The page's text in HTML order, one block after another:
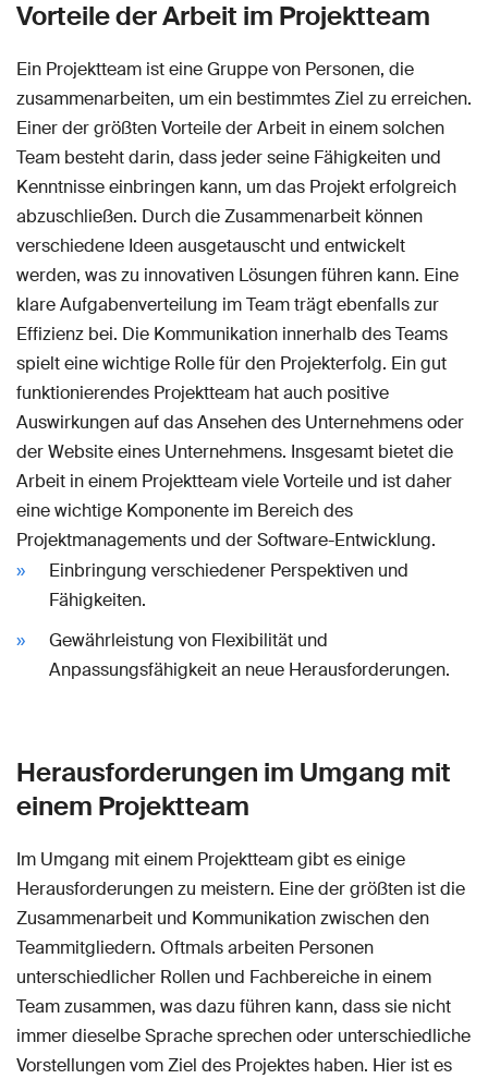
Vorteile der Arbeit im Projektteam
Ein Projektteam ist eine Gruppe von Personen, die
zusammenarbeiten, um ein bestimmtes Ziel zu erreichen.
Einer der größten Vorteile der Arbeit in einem solchen
Team besteht darin, dass jeder seine Fähigkeiten und
Kenntnisse einbringen kann, um das Projekt erfolgreich
abzuschließen. Durch die Zusammenarbeit können
verschiedene Ideen ausgetauscht und entwickelt
werden, was zu innovativen Lösungen führen kann. Eine
klare Aufgabenverteilung im Team trägt ebenfalls zur
Effizienz bei. Die Kommunikation innerhalb des Teams
spielt eine wichtige Rolle für den Projekterfolg. Ein gut
funktionierendes Projektteam hat auch positive
Auswirkungen auf das Ansehen des Unternehmens oder
der Website eines Unternehmens. Insgesamt bietet die
Arbeit in einem Projektteam viele Vorteile und ist daher
eine wichtige Komponente im Bereich des
Projektmanagements und der Software-Entwicklung.
Einbringung verschiedener Perspektiven und
Fähigkeiten.
Gewährleistung von Flexibilität und
Anpassungsfähigkeit an neue Herausforderungen.
Herausforderungen im Umgang mit
einem Projektteam
Im Umgang mit einem Projektteam gibt es einige
Herausforderungen zu meistern. Eine der größten ist die
Zusammenarbeit und Kommunikation zwischen den
Teammitgliedern. Oftmals arbeiten Personen
unterschiedlicher Rollen und Fachbereiche in einem
Team zusammen, was dazu führen kann, dass sie nicht
immer dieselbe Sprache sprechen oder unterschiedliche
Vorstellungen vom Ziel des Projektes haben. Hier ist es